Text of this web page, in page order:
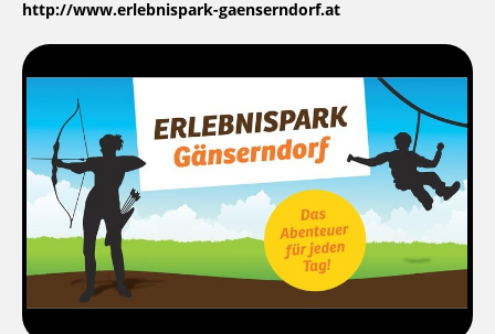
http://www.erlebnispark-gaenserndorf.at